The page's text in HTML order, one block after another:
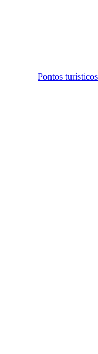
Pontos turísticos